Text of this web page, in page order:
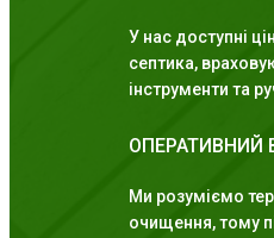
У нас доступні
септика,
інструменти та
ОПЕРАТИВНИЙ
Ми розуміємо
очищення, тому